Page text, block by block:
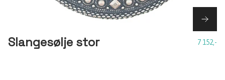
Slangesølje stor 7 152,-